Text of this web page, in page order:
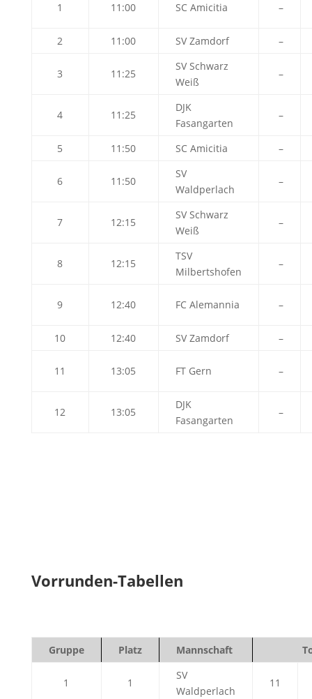
1 11:00 SC Amicitia –
2 11:00 SV Zamdorf –
3 11:25
SV Schwarz
Weiß
–
4 11:25
DJK
Fasangarten
–
5 11:50 SC Amicitia –
6 11:50
SV
Waldperlach
–
7 12:15
SV Schwarz
Weiß
–
8 12:15
TSV
Milbertshofen
–
9 12:40 FC Alemannia –
10 12:40 SV Zamdorf –
11 13:05 FT Gern –
12 13:05
DJK
Fasangarten
–
Vorrunden-Tabellen
Gruppe Platz Mannschaft
1 1
SV
Waldperlach
11